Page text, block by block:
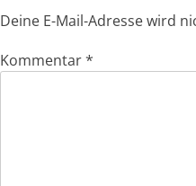
Deine E-Mail-Adresse wird
Kommentar*